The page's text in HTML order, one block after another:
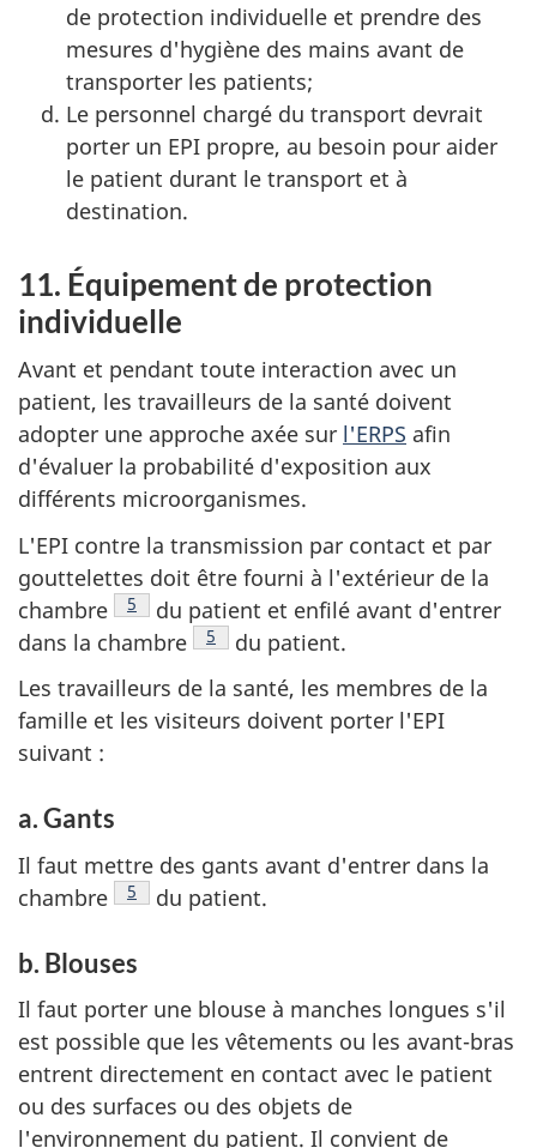
de protection individuelle et prendre des
mesures d'hygiène des mains avant de
transporter les patients;
Le personnel chargé du transport devrait
porter un EPI propre, au besoin pour aider
le patient durant le transport et à
destination.
11. Équipement de protection
individuelle
Avant et pendant toute interaction avec un
patient, les travailleurs de la santé doivent
adopter une approche axée sur l'ERPS afin
d'évaluer la probabilité d'exposition aux
différents microorganismes.
L'EPI contre la transmission par contact et par
gouttelettes doit être fourni à l'extérieur de la
chambre
Note de bas de page
5
du patient et enfilé avant d'entrer
dans la chambre
Note de bas de page
5
du patient.
Les travailleurs de la santé, les membres de la
famille et les visiteurs doivent porter l'EPI
suivant :
a. Gants
Il faut mettre des gants avant d'entrer dans la
chambre
Note de bas de page
5 du patient.
b. Blouses
Il faut porter une blouse à manches longues s'il
est possible que les vêtements ou les avant-bras
entrent directement en contact avec le patient
ou des surfaces ou des objets de
l'environnement du patient. Il convient de